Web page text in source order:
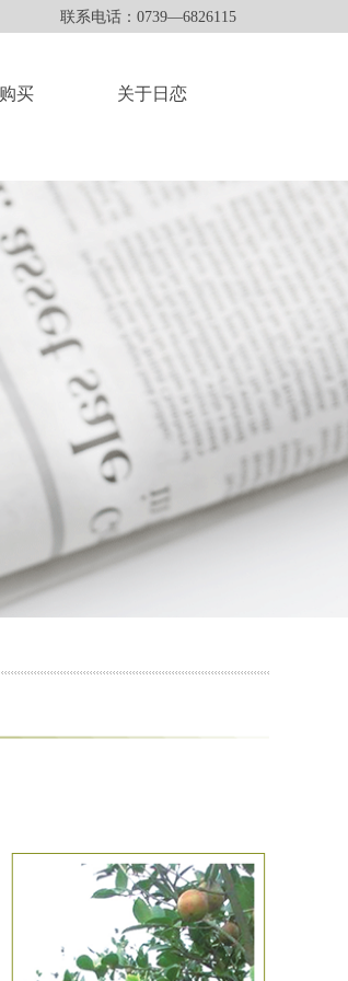
联系电话：0739—6826115
买 关于日恋